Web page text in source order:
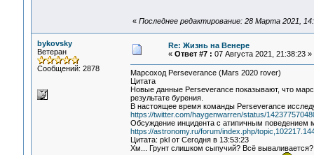
« Последнее редактирование: 28 Марта 2021,
bykovsky
Ветеран
Сообщений: 2878
Re: Жизнь на Венере
« Ответ #7 : 07 Августа 2021, 21:38:23 »
Марсоход Perseverance (Mars 2020 rover)
Цитата
Новые данные Perseverance показывают, что
результате бурения.
В настоящее время команды Perseverance
https://twitter.com/haygenwarren/status/
Обсуждение инцидента с атипичным поведением
https://astronomy.ru/forum/index.php/
Цитата: pkl от Сегодня в 13:53:23
Хм... Грунт слишком сыпучий? Всё вываливается?